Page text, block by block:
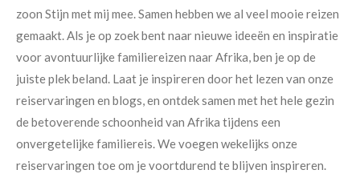
zoon Stijn met mij mee. Samen hebben we al veel mooie reizen
gemaakt. Als je op zoek bent naar nieuwe ideeën en inspiratie
voor avontuurlijke familiereizen naar Afrika, ben je op de
juiste plek beland. Laat je inspireren door het lezen van onze
reiservaringen en blogs, en ontdek samen met het hele gezin
de betoverende schoonheid van Afrika tijdens een
onvergetelijke familiereis. We voegen wekelijks onze
reiservaringen toe om je voortdurend te blijven inspireren.